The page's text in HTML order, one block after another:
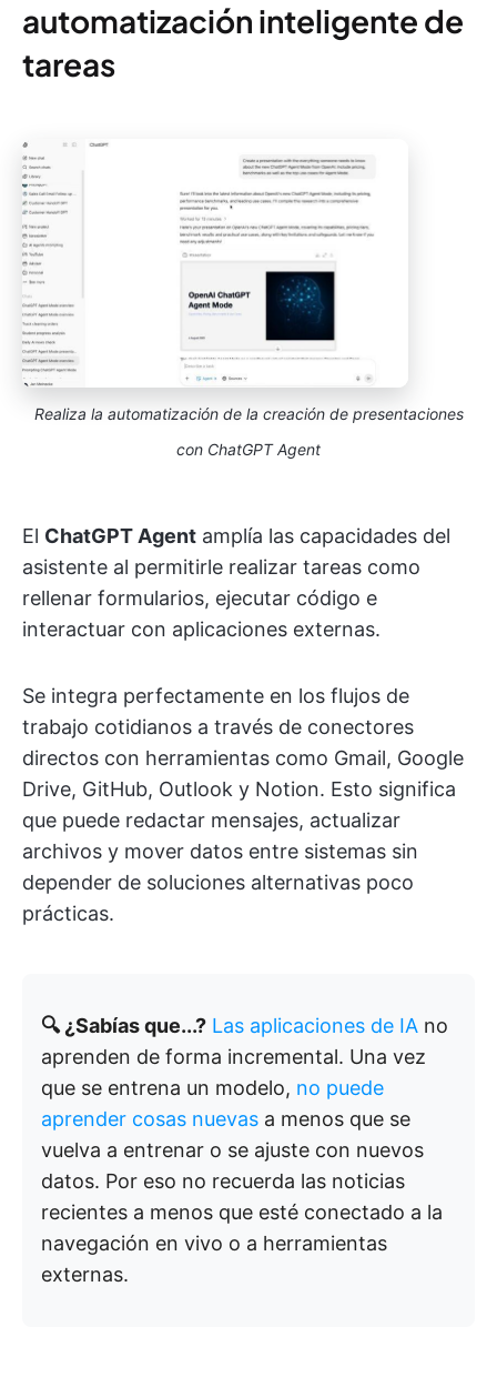
automatización inteligente de
tareas
Realiza la automatización de la creación de presentaciones
con ChatGPT Agent
El ChatGPT Agent amplía las capacidades del
asistente al permitirle realizar tareas como
rellenar formularios, ejecutar código e
interactuar con aplicaciones externas.
Se integra perfectamente en los flujos de
trabajo cotidianos a través de conectores
directos con herramientas como Gmail, Google
Drive, GitHub, Outlook y Notion. Esto significa
que puede redactar mensajes, actualizar
archivos y mover datos entre sistemas sin
depender de soluciones alternativas poco
prácticas.
🔍 ¿Sabías que...? Las aplicaciones de IA no
aprenden de forma incremental. Una vez
que se entrena un modelo, no puede
aprender cosas nuevas a menos que se
vuelva a entrenar o se ajuste con nuevos
datos. Por eso no recuerda las noticias
recientes a menos que esté conectado a la
navegación en vivo o a herramientas
externas.